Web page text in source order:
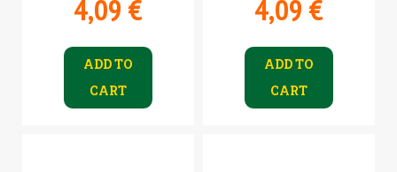
4,09 €
ADD TO
CART
4,09 €
ADD TO
CART